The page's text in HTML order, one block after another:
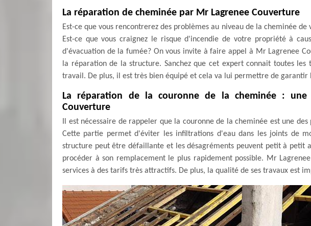
La réparation de cheminée par Mr Lagrenee Couverture
Est-ce que vous rencontrerez des problèmes au niveau de la cheminée
Est-ce que vous craignez le risque d'incendie de votre propriété à
d'évacuation de la fumée? On vous invite à faire appel à Mr Lagrenee
la réparation de la structure. Sanchez que cet expert connait toutes les
travail. De plus, il est très bien équipé et cela va lui permettre de garantir
La réparation de la couronne de la cheminée : une
Couverture
Il est nécessaire de rappeler que la couronne de la cheminée est une
Cette partie permet d'éviter les infiltrations d'eau dans les joints de
structure peut être défaillante et les désagréments peuvent petit à petit
procéder à son remplacement le plus rapidement possible. Mr
services à des tarifs très attractifs. De plus, la qualité de ses travaux est